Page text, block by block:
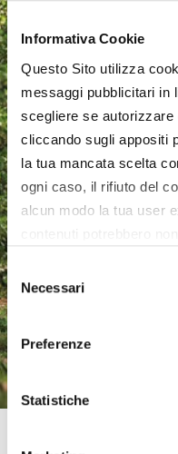
Informativa Cookie
Questo Sito utilizza
messaggi pubblicitari in
scegliere se autorizzare
cliccando sugli appositi
la tua mancata scelta
ogni caso, il rifiuto del
alcun modo la tua user
all’utilizzo di tutti, o
Selezione
del
consenso
Necessari
Preferenze
Statistiche